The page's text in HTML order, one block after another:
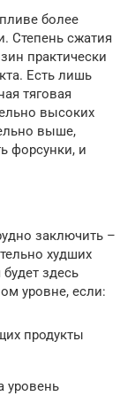
более
Степень сжатия
практически
Есть лишь
тяговая
высоких
выше,
форсунки, и
заключить –
худших
здесь
уровне, если:
продукты
уровень